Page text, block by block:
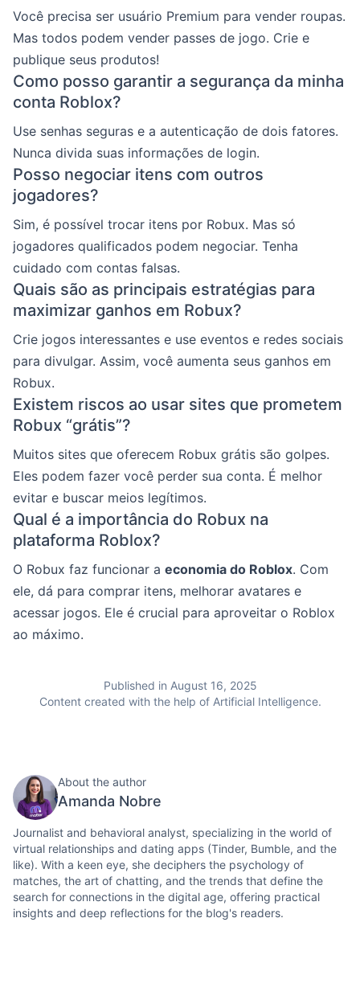
Você precisa ser usuário Premium para vender roupas.
Mas todos podem vender passes de jogo. Crie e
publique seus produtos!
Como posso garantir a segurança da minha
conta Roblox?
Use senhas seguras e a autenticação de dois fatores.
Nunca divida suas informações de login.
Posso negociar itens com outros
jogadores?
Sim, é possível trocar itens por Robux. Mas só
jogadores qualificados podem negociar. Tenha
cuidado com contas falsas.
Quais são as principais estratégias para
maximizar ganhos em Robux?
Crie jogos interessantes e use eventos e redes sociais
para divulgar. Assim, você aumenta seus ganhos em
Robux.
Existem riscos ao usar sites que prometem
Robux “grátis”?
Muitos sites que oferecem Robux grátis são golpes.
Eles podem fazer você perder sua conta. É melhor
evitar e buscar meios legítimos.
Qual é a importância do Robux na
plataforma Roblox?
O Robux faz funcionar a economia do Roblox. Com
ele, dá para comprar itens, melhorar avatares e
acessar jogos. Ele é crucial para aproveitar o Roblox
ao máximo.
Published in August 16, 2025
Content created with the help of Artificial Intelligence.
About the author
Amanda Nobre
Journalist and behavioral analyst, specializing in the world of
virtual relationships and dating apps (Tinder, Bumble, and the
like). With a keen eye, she deciphers the psychology of
matches, the art of chatting, and the trends that define the
search for connections in the digital age, offering practical
insights and deep reflections for the blog's readers.